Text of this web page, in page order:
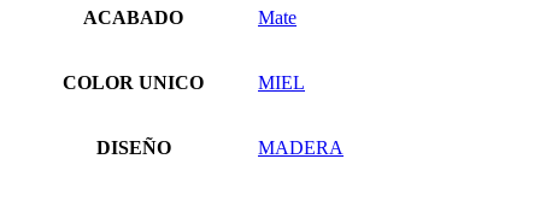
ACABADO Mate
COLOR UNICO MIEL
DISEÑO MADERA